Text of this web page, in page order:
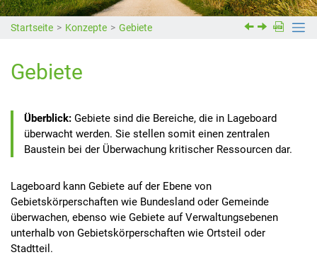
Startseite Konzepte Gebiete
Gebiete
Gebiete sind die Bereiche, die in Lageboard
überwacht werden. Sie stellen somit einen zentralen
Baustein bei der Überwachung kritischer Ressourcen dar.
Lageboard kann Gebiete auf der Ebene von
Gebietskörperschaften wie Bundesland oder Gemeinde
überwachen, ebenso wie Gebiete auf Verwaltungsebenen
unterhalb von Gebietskörperschaften wie Ortsteil oder
Stadtteil.